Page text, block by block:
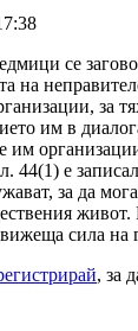
се
на
за
им в
им
44(1) е
за да
живот.
сила на
, за